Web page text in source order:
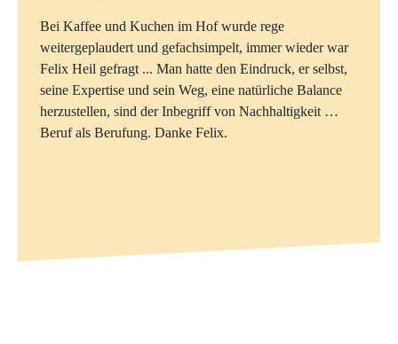
Bei Kaffee und Kuchen im Hof wurde rege
weitergeplaudert und gefachsimpelt, immer wieder war
Felix Heil gefragt ... Man hatte den Eindruck, er selbst,
seine Expertise und sein Weg, eine natürliche Balance
herzustellen, sind der Inbegriff von Nachhaltigkeit …
Beruf als Berufung. Danke Felix.